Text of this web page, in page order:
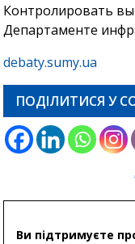
Контролировать
Департаменте
debaty.sumy.ua
ПОДІЛИТИСЯ У
Ви підтримуєте